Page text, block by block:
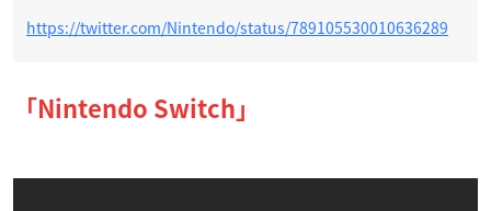
https://twitter.com/Nintendo/status/789105530010636289
「Nintendo Switch」